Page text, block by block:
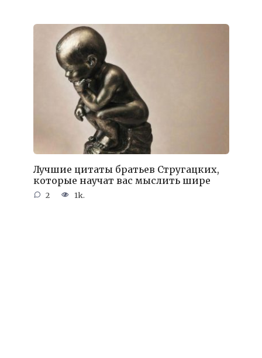
Лучшие цитаты братьев Стругацких,
которые научат вас мыслить шире
2 1k.